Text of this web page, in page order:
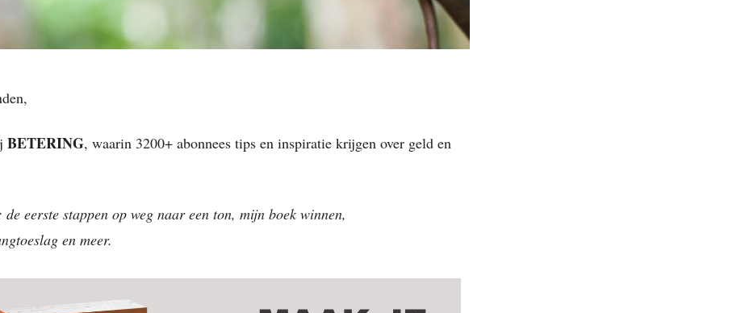
BETERING, waarin 3200+ abonnees tips en inspiratie krijgen over geld en
de eerste stappen op weg naar een ton, mijn boek winnen,
en meer.